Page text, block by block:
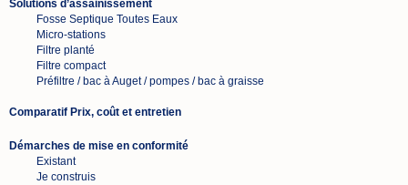
Solutions d’assainissement
Fosse Septique Toutes Eaux
Micro-stations
Filtre planté
Filtre compact
Préfiltre / bac à Auget / pompes / bac à graisse
Comparatif Prix, coût et entretien
Démarches de mise en conformité
Existant
Je construis